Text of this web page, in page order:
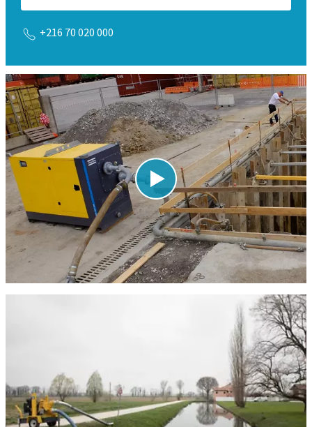
+216 70 020 000
Besoin de pièces de rechange ?